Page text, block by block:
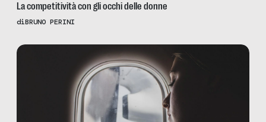
La competitività con gli occhi delle donne
diBRUNO PERINI